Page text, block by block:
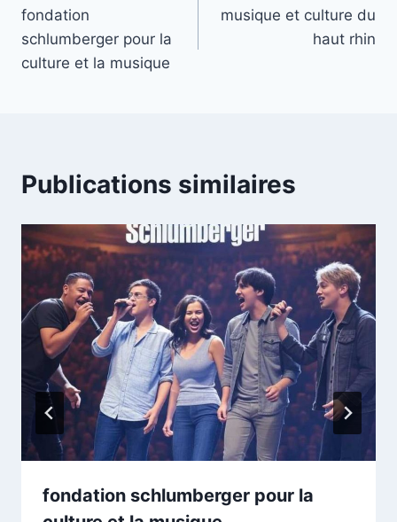
de
l’article
fondation
schlumberger pour la
culture et la musique
musique et culture du
haut rhin
Publications similaires
fondation schlumberger pour la